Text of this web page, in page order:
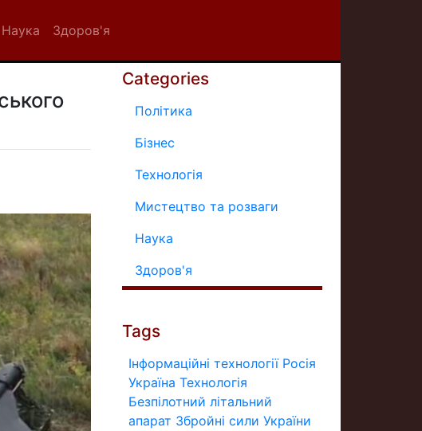
Наука Здоров'я
Categories
Політика
Бізнес
Технологія
Мистецтво та розваги
Наука
Здоров'я
Tags
Інформаційні технології Росія
Україна Технологія
Безпілотний літальний
апарат Збройні сили України